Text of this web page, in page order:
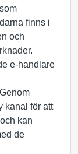
finns i
och
e-handlare
kanal för att
kan
de